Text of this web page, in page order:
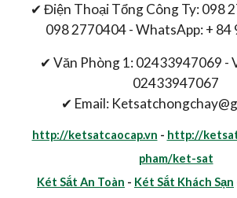
✔ Điện Thoại Tổng Công Ty: 098
098 2770404 - WhatsApp: + 84
✔ Văn Phòng 1: 02433947069 -
02433947067
✔ Email:
http://ketsatcaocap.vn - http://
pham/ket-sat
Két Sắt An Toàn - Két Sắt Khách Sạn